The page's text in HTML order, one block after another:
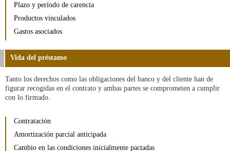
Plazo y período de carencia
Productos vinculados
Gastos asociados
Vida del préstamo
Tanto los derechos como las obligaciones del banco y del cliente han de
figurar recogidas en el contrato y ambas partes se comprometen a cumplir
con lo firmado.
Contratación
Amortización parcial anticipada
Cambio en las condiciones inicialmente pactadas